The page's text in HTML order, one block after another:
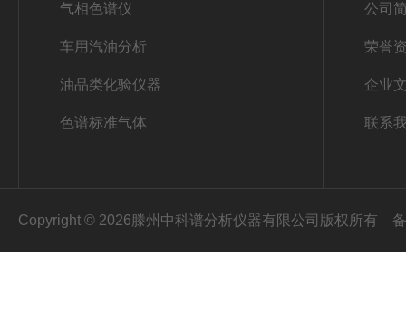
气相色谱仪
车用汽油分析
油品类化验仪器
色谱标准气体
公司
荣誉
企业
联系
Copyright © 2026滕州中科谱分析仪器有限公司版权所有